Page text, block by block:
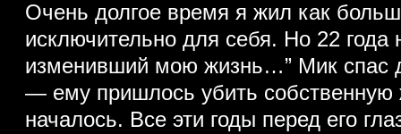
Очень долгое время я жил как
исключительно для себя. Но 22 года
изменивший мою жизнь…” Мик спас
— ему пришлось убить собственную
началось. Все эти годы перед его